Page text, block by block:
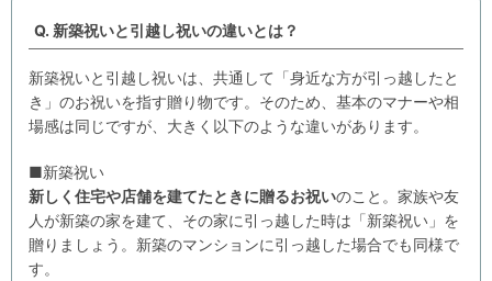
Q. 新築祝いと引越し祝いの違いとは？
新築祝いと引越し祝いは、共通して「身近な方が引っ越したと
き」のお祝いを指す贈り物です。そのため、基本のマナーや相
場感は同じですが、大きく以下のような違いがあります。
■新築祝い
新しく住宅や店舗を建てたときに贈るお祝いのこと。家族や友
人が新築の家を建て、その家に引っ越した時は「新築祝い」を
贈りましょう。新築のマンションに引っ越した場合でも同様で
す。